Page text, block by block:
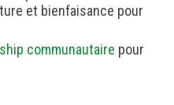
et bienfaisance pour
communautaire pour